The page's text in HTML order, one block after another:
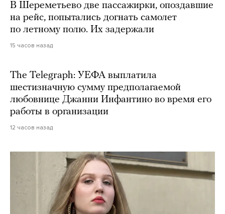
В Шереметьево две пассажирки, опоздавшие
на рейс, попытались догнать самолет
по летному полю. Их задержали
15 часов назад
The Telegraph: УЕФА выплатила
шестизначную сумму предполагаемой
любовнице Джанни Инфантино во время его
работы в организации
12 часов назад